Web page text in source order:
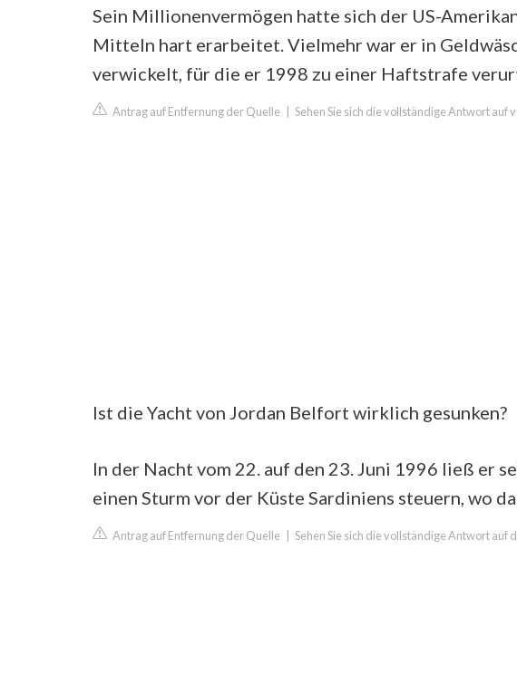
Sein Millionenvermögen hatte sich der US-
Mitteln hart erarbeitet. Vielmehr war er in
verwickelt, für die er 1998 zu einer Haftstrafe
Antrag auf Entfernung der Quelle Sehen Sie sich die vollständige Antwort auf
Ist die Yacht von Jordan Belfort wirklich gesunken?
In der Nacht vom 22. auf den 23. Juni 1996 ließ er
einen Sturm vor der Küste Sardiniens steuern, wo
Antrag auf Entfernung der Quelle Sehen Sie sich die vollständige Antwort auf